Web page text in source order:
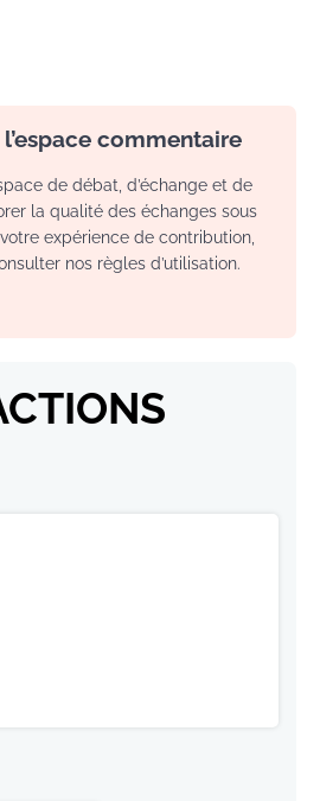
commentaire
de débat, d’échange et de
la qualité des échanges sous
expérience de contribution,
nos règles d’utilisation.